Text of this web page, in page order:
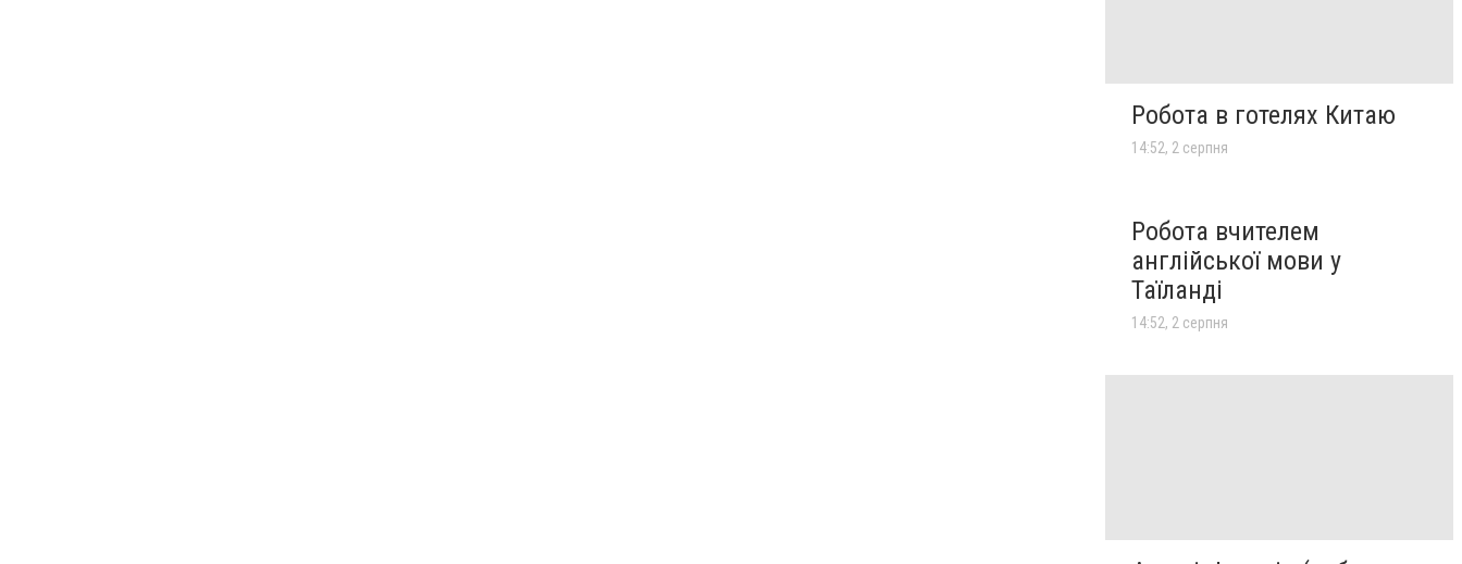
Робота в готелях Китаю
14:52, 2 серпня
Робота вчителем
англійської мови у
Таїланді
14:52, 2 серпня